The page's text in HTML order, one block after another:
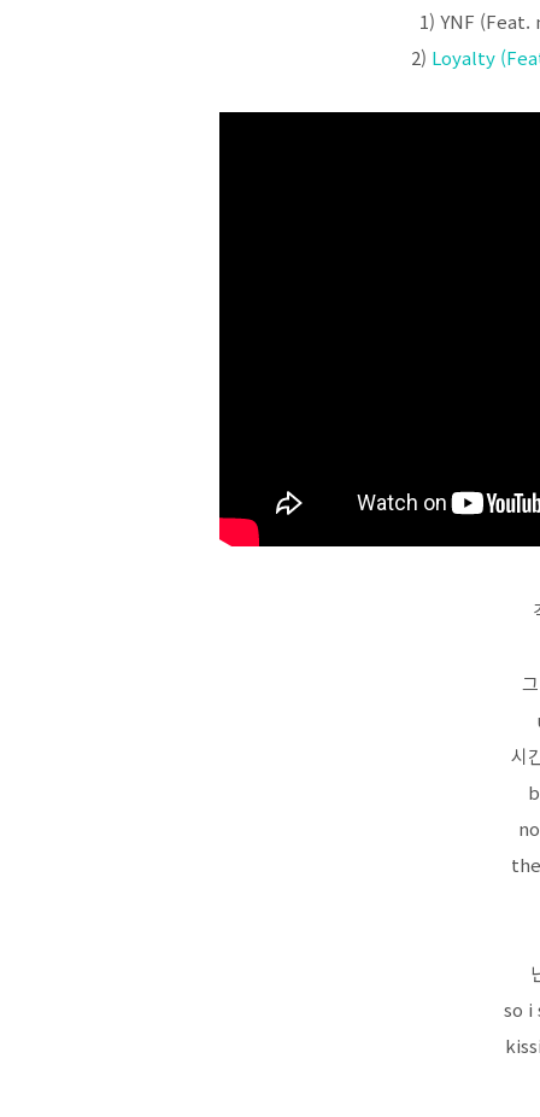
1) YNF (Feat.
2) Loyalty
시
so i